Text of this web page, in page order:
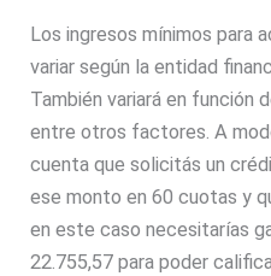
Los ingresos mínimos para
variar según la entidad
También variará en función
entre otros factores. A
cuenta que solicitás un
ese monto en 60 cuotas y
en este caso necesitarías
22.755,57 para poder